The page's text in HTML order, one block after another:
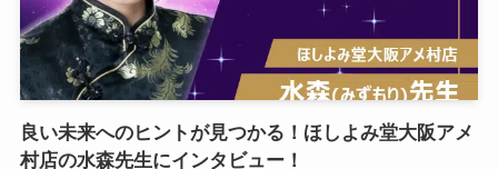
良い未来へのヒントが見つかる！ほしよみ堂大阪アメ
村店の水森先生にインタビュー！